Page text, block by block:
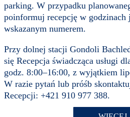
parking. W przypadku
poinformuj recepcję w godzinach
wskazanym numerem.
Przy dolnej stacji Gondoli
się Recepcja świadcząca usługi
godz. 8:00–16:00, z wyjątkiem
W razie pytań lub próśb
Recepcji: +421 910 977 388.